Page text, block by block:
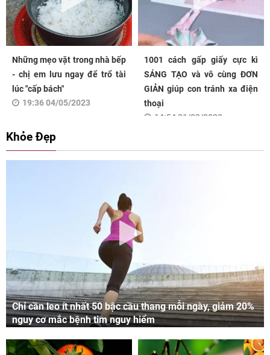
Những mẹo vặt trong nhà bếp
- chị em lưu ngay để trổ tài
lúc "cấp bách"
19:36 04/05/2023
1001 cách gấp giấy cực kì
SÁNG TẠO và vô cùng ĐƠN
GIẢN giúp con tránh xa điện
thoại
14:54 31/03/2023
Khỏe Đẹp
Chỉ cần leo ít nhất 50 bậc cầu thang mỗi ngày, giảm 20%
nguy cơ mắc bệnh tim nguy hiểm